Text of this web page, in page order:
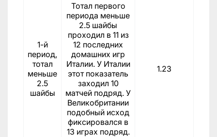
1-й
период,
тотал
меньше
2.5
шайбы
Тотал первого
периода меньше
2.5 шайбы
проходил в 11 из
12 последних
домашних игр
Италии. У Италии
этот показатель
заходил 10
матчей подряд. У
Великобритании
подобный исход
фиксировался в
13 играх подряд.
1.23